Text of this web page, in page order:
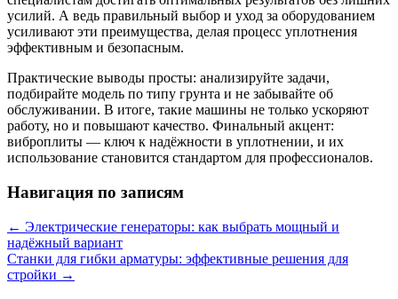
усилий. А ведь правильный выбор и уход за оборудованием
усиливают эти преимущества, делая процесс уплотнения
эффективным и безопасным.
Практические выводы просты: анализируйте задачи,
подбирайте модель по типу грунта и не забывайте об
обслуживании. В итоге, такие машины не только ускоряют
работу, но и повышают качество. Финальный акцент:
виброплиты — ключ к надёжности в уплотнении, и их
использование становится стандартом для профессионалов.
Навигация по записям
← Электрические генераторы: как выбрать мощный и
надёжный вариант
Станки для гибки арматуры: эффективные решения для
стройки →